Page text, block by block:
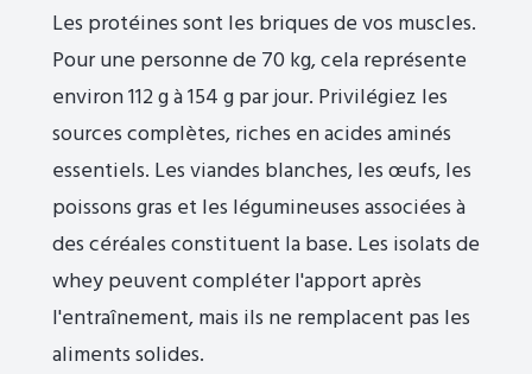
Les protéines sont les briques de vos muscles.
Pour une personne de 70 kg, cela représente
environ 112 g à 154 g par jour. Privilégiez les
sources complètes, riches en acides aminés
essentiels. Les viandes blanches, les œufs, les
poissons gras et les légumineuses associées à
des céréales constituent la base. Les isolats de
whey peuvent compléter l'apport après
l'entraînement, mais ils ne remplacent pas les
aliments solides.